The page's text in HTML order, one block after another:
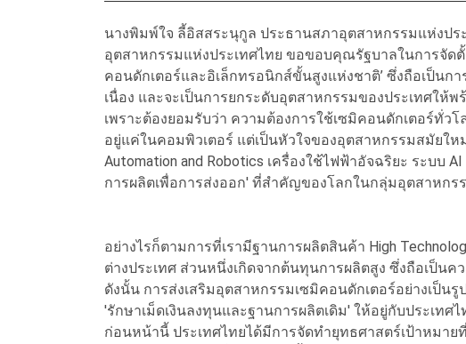
นางพิมพ์ใจ ลี้อิสสระนุกูล ประธานสภาอุตสาหกรรมแห่งปร
อุตสาหกรรมแห่งประเทศไทย ขอขอบคุณรัฐบาลในการจัด
คอนดักเตอร์และอิเล็กทรอนิกส์ขั้นสูงแห่งชาติ’ ซึ่งถือเป็น
เนื่อง และจะเป็นการยกระดับอุตสาหกรรมของประเทศให้
เพราะต้องยอมรับว่า ความต้องการใช้เซมิคอนดักเตอร์ทั่ว
อยู่แค่ในคอมพิวเตอร์ แต่เป็นหัวใจของอุตสาหกรรมสมัยให
Automation and Robotics เครื่องใช้ไฟฟ้าอัจฉริยะ ระบบ
การผลิตเพื่อการส่งออก' ที่สำคัญของโลกในกลุ่มอุตสาหกร
อย่างไรก็ตามการที่เรามีฐานการผลิตสินค้า High
ต่างประเทศ ส่วนหนึ่งเกิดจากต้นทุนการผลิตสูง ซึ่งถือเป็นค
ดังนั้น การส่งเสริมอุตสาหกรรมเซมิคอนดักเตอร์อย่างเป็
'รักษาเม็ดเงินลงทุนและฐานการผลิตเดิม' ให้อยู่กับประเทศไ
ก่อนหน้านี้ ประเทศไทยได้มีการจัดทำยุทธศาสตร์เป้าหมาย